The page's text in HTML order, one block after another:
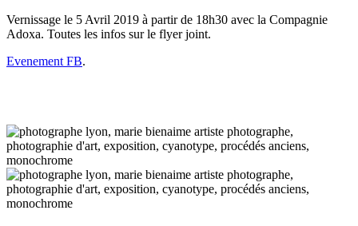
Vernissage le 5 Avril 2019 à partir de 18h30 avec la Compagnie
Adoxa. Toutes les infos sur le flyer joint.
Evenement FB.